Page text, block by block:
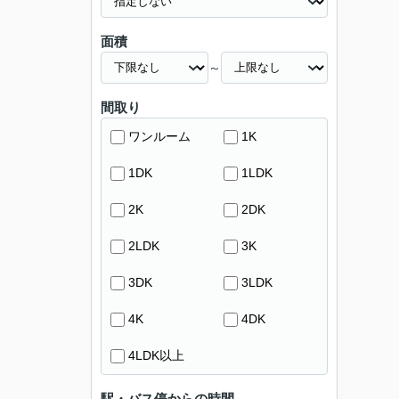
面積
～
間取り
ワンルーム 1K
1DK 1LDK
2K 2DK
2LDK 3K
3DK 3LDK
4K 4DK
4LDK以上